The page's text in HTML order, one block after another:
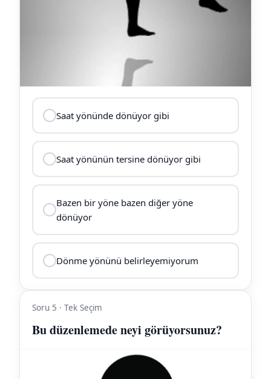
Saat yönünde dönüyor gibi
Saat yönünün tersine dönüyor gibi
Bazen bir yöne bazen diğer yöne
dönüyor
Dönme yönünü belirleyemiyorum
Soru 5 · Tek Seçim
Bu düzenlemede neyi görüyorsunuz?